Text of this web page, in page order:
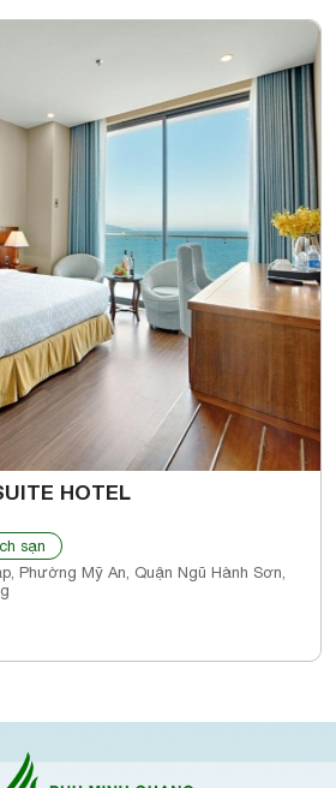
HOTEL
sạn
Phường Mỹ An, Quận Ngũ Hành Sơn,